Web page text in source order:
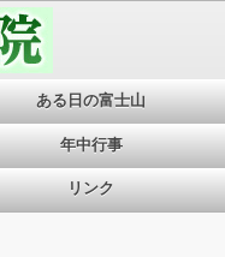
ある日の富士山
年中行事
リンク